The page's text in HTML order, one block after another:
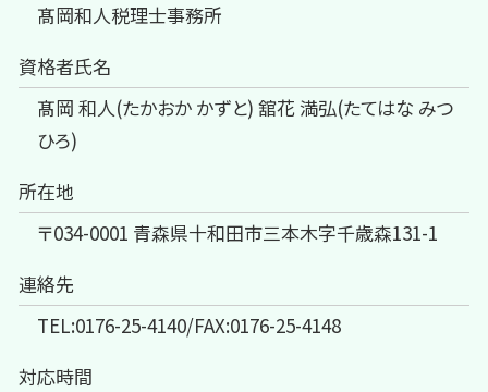
髙岡和人税理士事務所
資格者氏名
髙岡 和人(たかおか かずと) 舘花 満弘(たてはな みつ
ひろ)
所在地
〒034-0001 青森県十和田市三本木字千歳森131-1
連絡先
TEL:0176-25-4140/FAX:0176-25-4148
対応時間